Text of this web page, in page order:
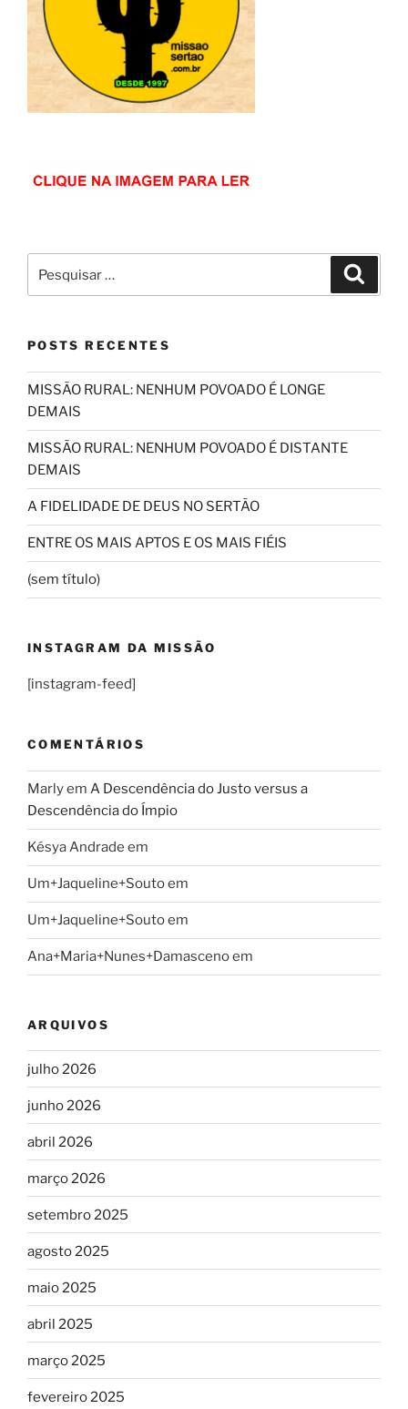
por:
POSTS RECENTES
MISSÃO RURAL: NENHUM POVOADO É LONGE
DEMAIS
MISSÃO RURAL: NENHUM POVOADO É DISTANTE
DEMAIS
A FIDELIDADE DE DEUS NO SERTÃO
ENTRE OS MAIS APTOS E OS MAIS FIÉIS
(sem título)
INSTAGRAM DA MISSÃO
[instagram-feed]
COMENTÁRIOS
Marlyem A Descendência do Justo versus a
Descendência do Ímpio
Késya Andrade em
Um+Jaqueline+Soutoem
Um+Jaqueline+Soutoem
Ana+Maria+Nunes+Damascenoem
ARQUIVOS
julho 2026
junho 2026
abril 2026
março 2026
setembro 2025
agosto 2025
maio 2025
abril 2025
março 2025
fevereiro 2025